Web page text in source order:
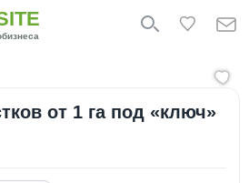
от 1 га под «ключ»